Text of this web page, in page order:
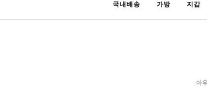
국내배송 가방 지갑
아